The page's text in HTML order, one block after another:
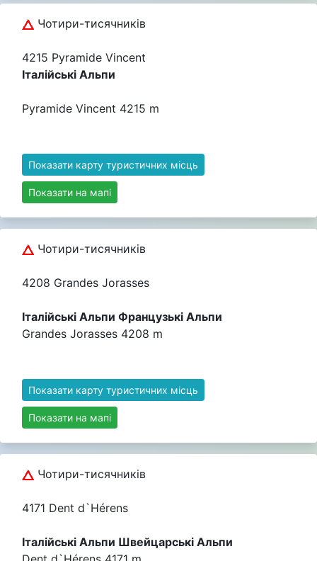
Чотири-тисячників
4215 Pyramide Vincent
Італійські Альпи
Pyramide Vincent 4215 m
Показати карту туристичних місць
Показати на мапі
Чотири-тисячників
4208 Grandes Jorasses
Італійські Альпи Французькі Альпи
Grandes Jorasses 4208 m
Показати карту туристичних місць
Показати на мапі
Чотири-тисячників
4171 Dent d`Hérens
Італійські Альпи Швейцарські Альпи